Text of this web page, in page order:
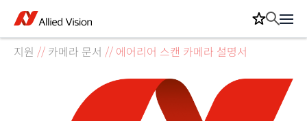
지원 // 카메라 문서 // 에어리어 스캔 카메라 설명서